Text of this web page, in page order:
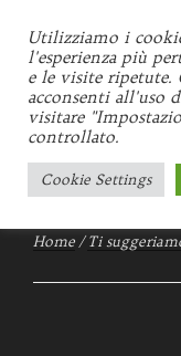
contenuto
Home /Ti
Utilizziamo i
l'esperienza più
e le visite ripetute.
acconsenti all'uso
visitare
controllato.
Cookie Settings